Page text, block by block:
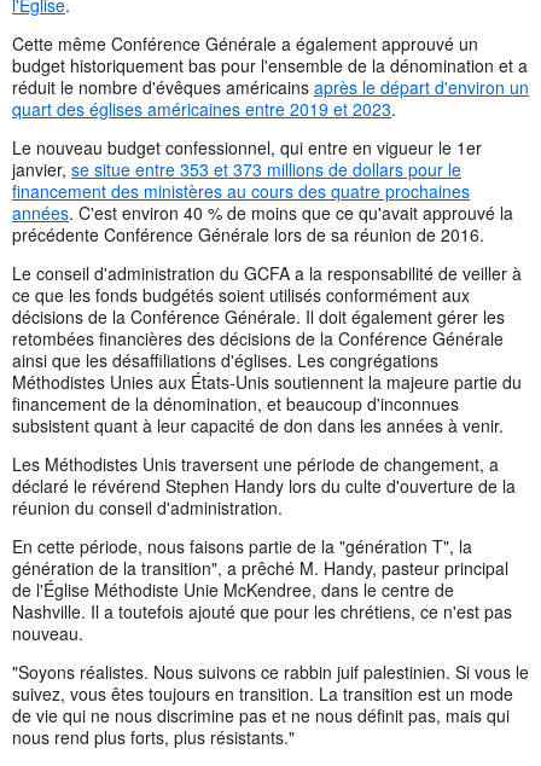
l'Église.
Cette même Conférence Générale a également approuvé un
budget historiquement bas pour l'ensemble de la dénomination et a
réduit le nombre d'évêques américains après le départ d'environ un
quart des églises américaines entre 2019 et 2023.
Le nouveau budget confessionnel, qui entre en vigueur le 1er
janvier, se situe entre 353 et 373 millions de dollars pour le
financement des ministères au cours des quatre prochaines
années. C'est environ 40 % de moins que ce qu'avait approuvé la
précédente Conférence Générale lors de sa réunion de 2016.
Le conseil d'administration du GCFA a la responsabilité de veiller à
ce que les fonds budgétés soient utilisés conformément aux
décisions de la Conférence Générale. Il doit également gérer les
retombées financières des décisions de la Conférence Générale
ainsi que les désaffiliations d'églises. Les congrégations
Méthodistes Unies aux États-Unis soutiennent la majeure partie du
financement de la dénomination, et beaucoup d'inconnues
subsistent quant à leur capacité de don dans les années à venir.
Les Méthodistes Unis traversent une période de changement, a
déclaré le révérend Stephen Handy lors du culte d'ouverture de la
réunion du conseil d'administration.
En cette période, nous faisons partie de la "génération T", la
génération de la transition", a prêché M. Handy, pasteur principal
de l'Église Méthodiste Unie McKendree, dans le centre de
Nashville. Il a toutefois ajouté que pour les chrétiens, ce n'est pas
nouveau.
"Soyons réalistes. Nous suivons ce rabbin juif palestinien. Si vous le
suivez, vous êtes toujours en transition. La transition est un mode
de vie qui ne nous discrimine pas et ne nous définit pas, mais qui
nous rend plus forts, plus résistants."